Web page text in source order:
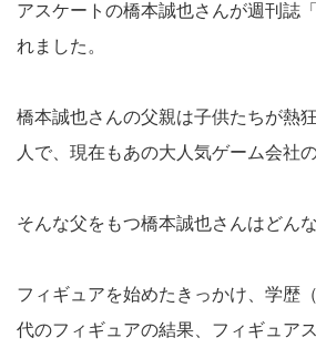
アスケートの橋本誠也さんが週刊誌
れました。
橋本誠也さんの父親は子供たちが熱
人で、現在もあの大人気ゲーム会社
そんな父をもつ橋本誠也さんはどん
フィギュアを始めたきっかけ、学歴
代のフィギュアの結果、フィギュア